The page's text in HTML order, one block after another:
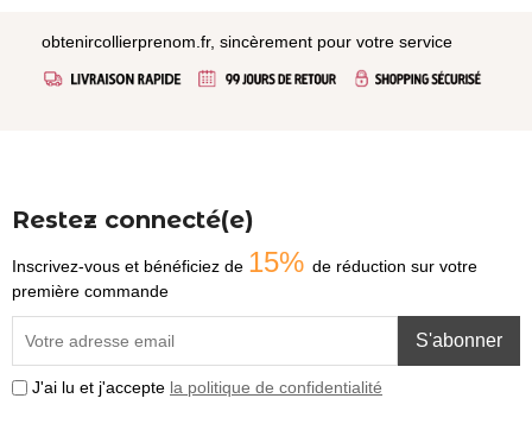
obtenircollierprenom.fr, sincèrement pour votre service
Restez connecté(e)
Inscrivez-vous et bénéficiez de 15% de réduction sur votre
première commande
S'abonner
J'ai lu et j'accepte la politique de confidentialité